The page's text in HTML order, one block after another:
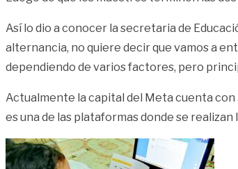
Así lo dio a conocer la secretaria de
alternancia, no quiere decir que vamos a
dependiendo de varios factores, pero
Actualmente la capital del Meta cuenta
es una de las plataformas donde se